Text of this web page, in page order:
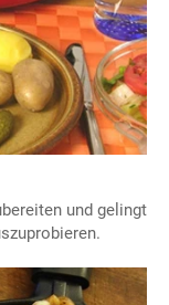
und gelingt